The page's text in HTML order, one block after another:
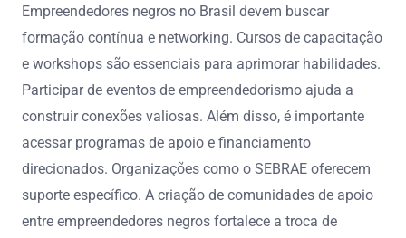
Empreendedores negros no Brasil devem buscar
formação contínua e networking. Cursos de capacitação
e workshops são essenciais para aprimorar habilidades.
Participar de eventos de empreendedorismo ajuda a
construir conexões valiosas. Além disso, é importante
acessar programas de apoio e financiamento
direcionados. Organizações como o SEBRAE oferecem
suporte específico. A criação de comunidades de apoio
entre empreendedores negros fortalece a troca de